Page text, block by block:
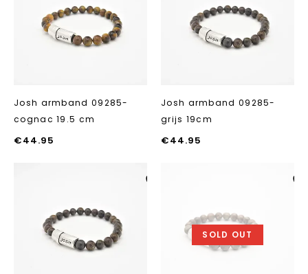
Josh armband 09285-
cognac 19.5 cm
€44.95
Josh armband 09285-
grijs 19cm
€44.95
SOLD OUT